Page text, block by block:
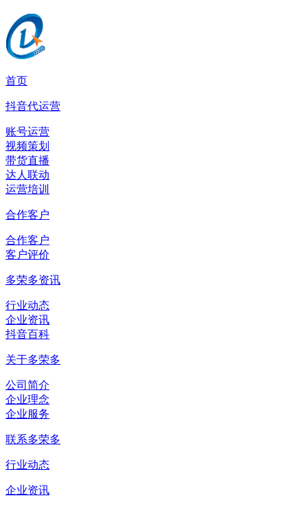
首页
抖音代运营
账号运营
视频策划
带货直播
达人联动
运营培训
合作客户
合作客户
客户评价
多荣多资讯
行业动态
企业资讯
抖音百科
关于多荣多
公司简介
企业理念
企业服务
联系多荣多
行业动态
企业资讯